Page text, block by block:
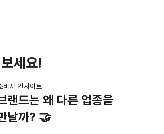
세요!
비자 인사이트
랜드는 왜 다른 업종을
날까? 🤝